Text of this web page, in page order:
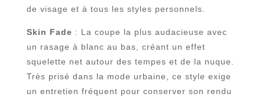
de visage et à tous les styles personnels.
Skin Fade : La coupe la plus audacieuse avec
un rasage à blanc au bas, créant un effet
squelette net autour des tempes et de la nuque.
Très prisé dans la mode urbaine, ce style exige
un entretien fréquent pour conserver son rendu